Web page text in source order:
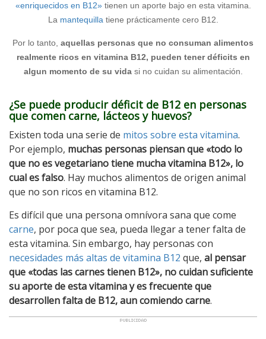
«enriquecidos en B12»tienen un aporte bajo en esta vitamina.
La mantequilla tiene prácticamente cero B12.
Por lo tanto, aquellas personas que no consuman alimentos
realmente ricos en vitamina B12, pueden tener déficits en
algun momento de su vidasi no cuidan su alimentación.
¿Se puede producir déficit de B12 en personas
que comen carne, lácteos y huevos?
Existen toda una serie de mitos sobre esta vitamina.
Por ejemplo, muchas personas piensan que «todo lo
que no es vegetariano tiene mucha vitamina B12», lo
cual es falso. Hay muchos alimentos de origen animal
que no son ricos en vitamina B12.
Es difícil que una persona omnívora sana que come
carne, por poca que sea, pueda llegar a tener falta de
esta vitamina. Sin embargo, hay personas con
necesidades más altas de vitamina B12 que, al pensar
que «todas las carnes tienen B12», no cuidan suficiente
su aporte de esta vitamina y es frecuente que
desarrollen falta de B12, aun comiendo carne.